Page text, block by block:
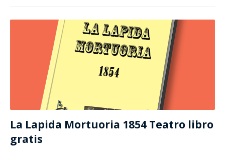
La Lapida Mortuoria 1854 Teatro libro
gratis